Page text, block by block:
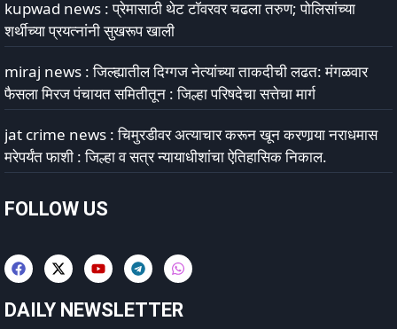
kupwad news : प्रेमासाठी थेट टॉवरवर चढला तरुण; पोलिसांच्या
शर्थीच्या प्रयत्नांनी सुखरूप खाली
miraj news : जिल्ह्यातील दिग्गज नेत्यांच्या ताकदीची लढत: मंगळवार
फैसला मिरज पंचायत समितीतून : जिल्हा परिषदेचा सत्तेचा मार्ग
jat crime news : चिमुरडीवर अत्याचार करून खून करणार्‍या नराधमास
मरेपर्यंत फाशी : जिल्हा व सत्र न्यायाधीशांचा ऐतिहासिक निकाल.
FOLLOW US
DAILY NEWSLETTER